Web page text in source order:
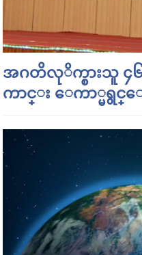
အဂတိလုိက္စားသူ ၄
ကာင္း ေကာ္မရွင္